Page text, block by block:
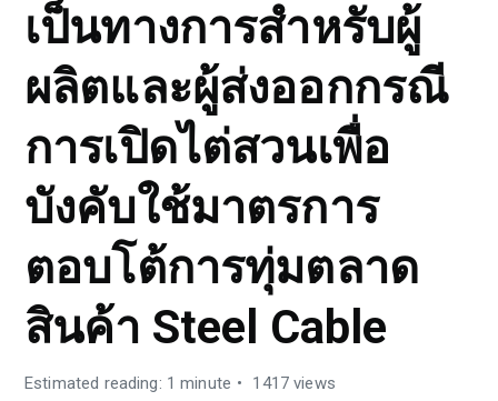
เป็นทางการสำหรับผู้
ผลิตและผู้ส่งออกกรณี
การเปิดไต่สวนเพื่อ
บังคับใช้มาตรการ
ตอบโต้การทุ่มตลาด
สินค้า Steel Cable
Estimated reading: 1 minute 1417 views